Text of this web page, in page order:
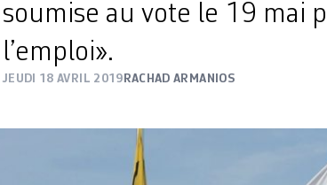
soumise au vote le 19 mai
l’emploi».
JEUDI 18 AVRIL 2019 RACHAD ARMANIOS